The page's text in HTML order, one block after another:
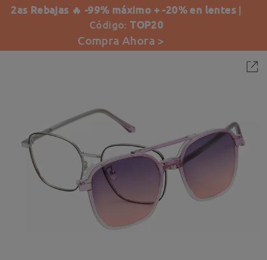
2as Rebajas 🔥 -99% máximo + -20% en lentes |
Código:TOP20
Compra Ahora >